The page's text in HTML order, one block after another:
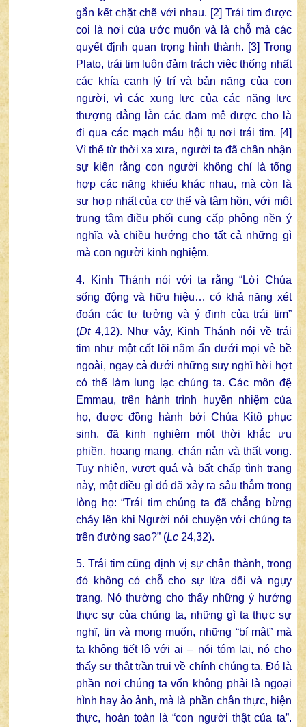
gắn kết chặt chẽ với nhau. [2] Trái tim được
coi là nơi của ước muốn và là chỗ mà các
quyết định quan trọng hình thành. [3] Trong
Plato, trái tim luôn đảm trách việc thống nhất
các khía cạnh lý trí và bản năng của con
người, vì các xung lực của các năng lực
thượng đẳng lẫn các đam mê được cho là
đi qua các mạch máu hội tụ nơi trái tim. [4]
Vì thế từ thời xa xưa, người ta đã chân nhận
sự kiện rằng con người không chỉ là tổng
hợp các năng khiếu khác nhau, mà còn là
sự hợp nhất của cơ thể và tâm hồn, với một
trung tâm điều phối cung cấp phông nền ý
nghĩa và chiều hướng cho tất cả những gì
mà con người kinh nghiệm.
4. Kinh Thánh nói với ta rằng “Lời Chúa
sống động và hữu hiệu… có khả năng xét
đoán các tư tưởng và ý định của trái tim”
(Dt4,12). Như vậy, Kinh Thánh nói về trái
tim như một cốt lõi nằm ẩn dưới mọi vẻ bề
ngoài, ngay cả dưới những suy nghĩ hời hợt
có thể làm lung lạc chúng ta. Các môn đệ
Emmau, trên hành trình huyền nhiệm của
họ, được đồng hành bởi Chúa Kitô phục
sinh, đã kinh nghiệm một thời khắc ưu
phiền, hoang mang, chán nản và thất vọng.
Tuy nhiên, vượt quá và bất chấp tình trạng
này, một điều gì đó đã xảy ra sâu thẳm trong
lòng họ: “Trái tim chúng ta đã chẳng bừng
cháy lên khi Người nói chuyện với chúng ta
trên đường sao?” (Lc 24,32).
5. Trái tim cũng định vị sự chân thành, trong
đó không có chỗ cho sự lừa dối và ngụy
trang. Nó thường cho thấy những ý hướng
thực sự của chúng ta, những gì ta thực sự
nghĩ, tin và mong muốn, những “bí mật” mà
ta không tiết lộ với ai – nói tóm lại, nó cho
thấy sự thật trần trụi về chính chúng ta. Đó là
phần nơi chúng ta vốn không phải là ngoại
hình hay ảo ảnh, mà là phần chân thực, hiện
thực, hoàn toàn là “con người thật của ta”.